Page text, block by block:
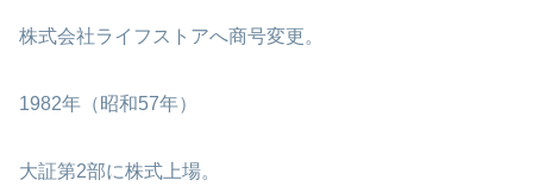
株式会社ライフストアへ商号変更。
1982年（昭和57年）
大証第2部に株式上場。